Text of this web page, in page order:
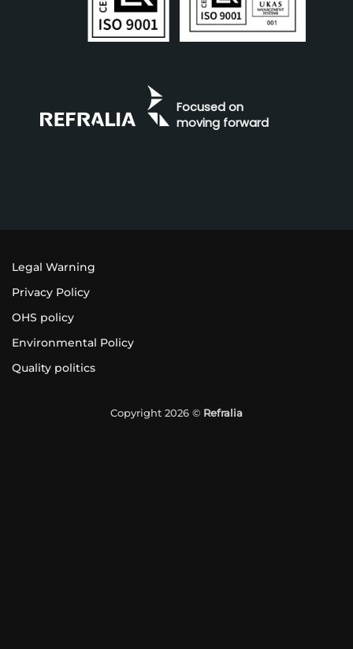
Focused on
moving forward
Legal Warning
Privacy Policy
OHS policy
Environmental Policy
Quality politics
Copyright 2026 © Refralia